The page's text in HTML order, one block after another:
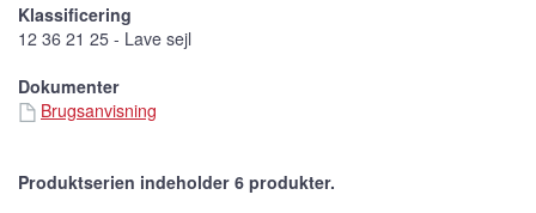
Klassificering
12 36 21 25 - Lave sejl
Dokumenter
Brugsanvisning
Produktserien indeholder 6 produkter.